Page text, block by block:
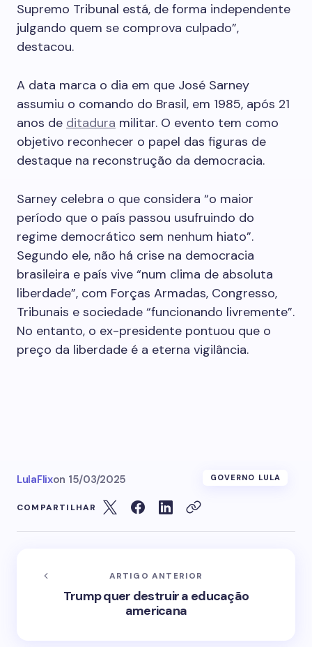
Supremo Tribunal está, de forma independente
julgando quem se comprova culpado”,
destacou.
A data marca o dia em que José Sarney
assumiu o comando do Brasil, em 1985, após 21
anos de ditadura militar. O evento tem como
objetivo reconhecer o papel das figuras de
destaque na reconstrução da democracia.
Sarney celebra o que considera “o maior
período que o país passou usufruindo do
regime democrático sem nenhum hiato”.
Segundo ele, não há crise na democracia
brasileira e país vive “num clima de absoluta
liberdade”, com Forças Armadas, Congresso,
Tribunais e sociedade “funcionando livremente”.
No entanto, o ex-presidente pontuou que o
preço da liberdade é a eterna vigilância.
LulaFlixon 15/03/2025 GOVERNO LULA
COMPARTILHAR
ARTIGO ANTERIOR
Trump quer destruir a educação
americana